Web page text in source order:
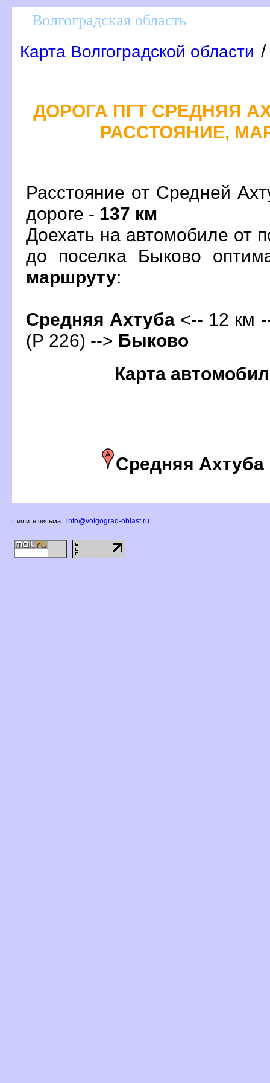
олгоградская область
Карта Волгоградской области /
ДОРОГА ПГТ СРЕДНЯЯ
РАССТОЯНИЕ,
Расстояние от Средней
дороге - 137 км
Доехать на автомобиле от
до поселка Быково
маршруту:
Средняя Ахтуба <-- 12 км
(Р 226) --> Быково
Карта
Средняя Ахтуба
Пишите письма: info@volgograd-oblast.ru